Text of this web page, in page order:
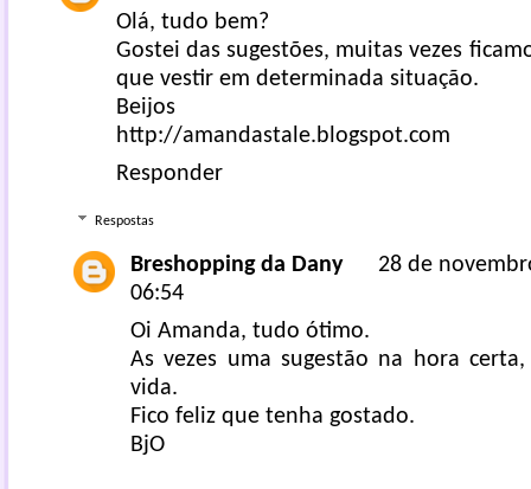
Olá, tudo bem?
Gostei das sugestões, muitas vezes
que vestir em determinada situação.
Beijos
http://amandastale.blogspot.com
Responder
Respostas
Breshopping da Dany
28 de
06:54
Oi Amanda, tudo ótimo.
As vezes uma sugestão na hora
vida.
Fico feliz que tenha gostado.
BjO